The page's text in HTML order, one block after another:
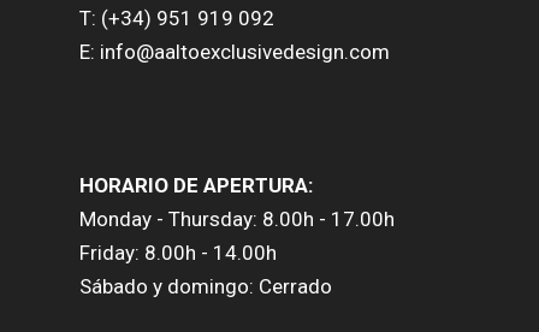
T: (+34) 951 919 092
E: info@aaltoexclusivedesign.com
HORARIO DE APERTURA:
Monday - Thursday: 8.00h - 17.00h
Friday: 8.00h - 14.00h
Sábado y domingo: Cerrado